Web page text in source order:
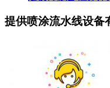
提供喷涂流水线设备